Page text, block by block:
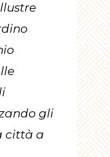
gli
città a